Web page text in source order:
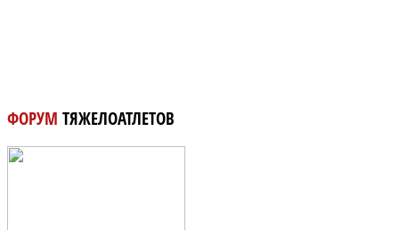
ФОРУМ ТЯЖЕЛОАТЛЕТОВ